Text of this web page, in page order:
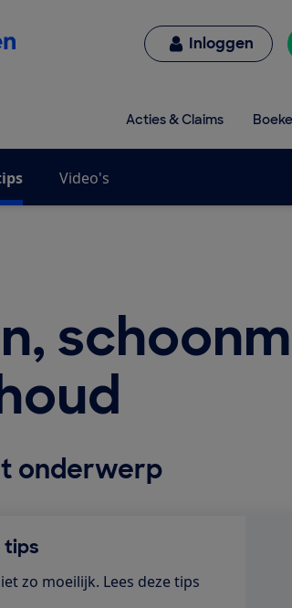
Inloggen
Acties & Claims
Video's
onderwerp
tips
zo moeilijk. Lees deze tips